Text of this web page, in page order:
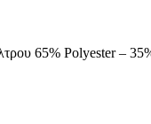
65% Polyester –